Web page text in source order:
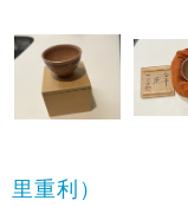
里重利）